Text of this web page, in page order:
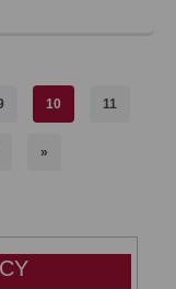
10 11
»